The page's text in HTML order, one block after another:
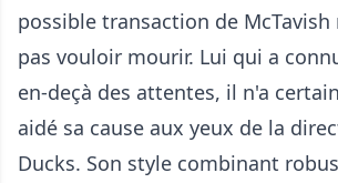
possible transaction de
pas vouloir mourir. Lui qui a
en-deçà des attentes, il n'a
aidé sa cause aux yeux de la
Ducks. Son style combinant